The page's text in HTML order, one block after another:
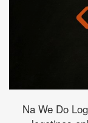
Na We Do